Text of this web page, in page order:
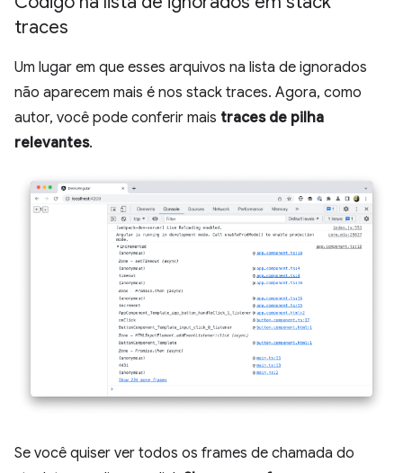
traces
Um lugar em que esses arquivos na lista de ignorados
não aparecem mais é nos stack traces. Agora, como
autor, você pode conferir mais traces de pilha
relevantes.
Se você quiser ver todos os frames de chamada do